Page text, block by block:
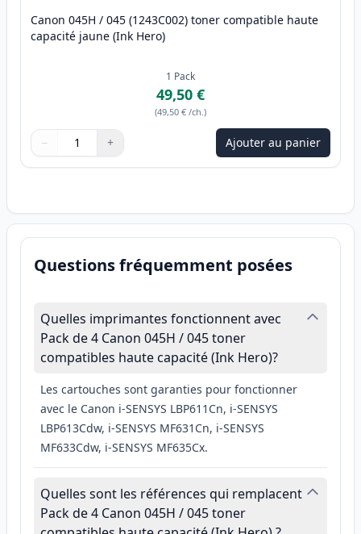
Canon 045H / 045 (1243C002) toner compatible haute
capacité jaune (Ink Hero)
1 Pack
49,50 €
(49,50 € /ch.)
Quantité
Utilisez les boutons pour ajuster
− +
Quantité Ajouter au panier
Questions fréquemment posées
Quelles imprimantes fonctionnent avec
Pack de 4 Canon 045H / 045 toner
compatibles haute capacité (Ink Hero)?
Les cartouches sont garanties pour fonctionner
avec le Canon i-SENSYS LBP611Cn, i-SENSYS
LBP613Cdw, i-SENSYS MF631Cn, i-SENSYS
MF633Cdw, i-SENSYS MF635Cx.
Quelles sont les références qui remplacent
Pack de 4 Canon 045H / 045 toner